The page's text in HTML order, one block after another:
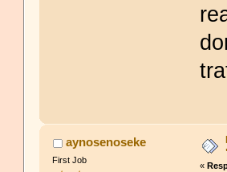
aynosenoseke
First Job
«